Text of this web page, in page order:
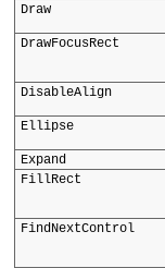
Draw
DrawFocusRect
DisableAlign
Ellipse
Expand
FillRect
FindNextControl